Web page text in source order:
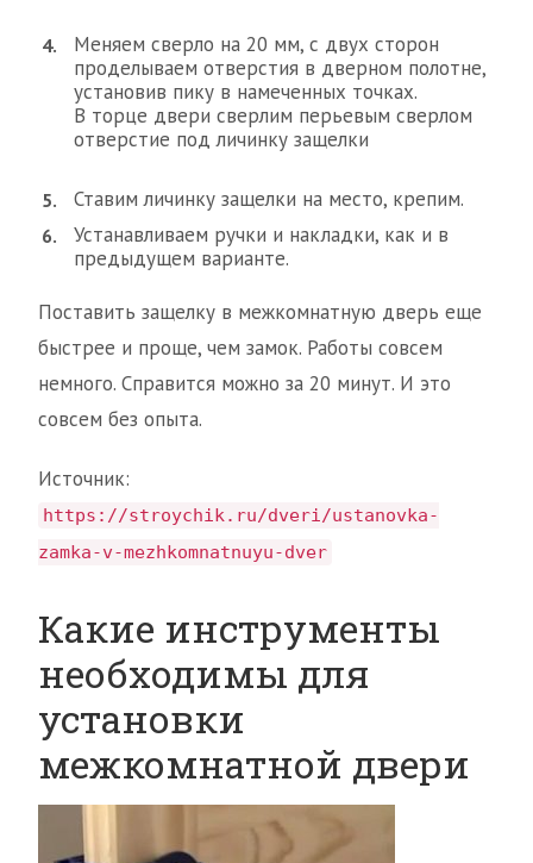
Меняем сверло на 20 мм, с двух сторон
проделываем отверстия в дверном полотне,
установив пику в намеченных точках.
В торце двери сверлим перьевым сверлом
отверстие под личинку защелки
Ставим личинку защелки на место, крепим.
Устанавливаем ручки и накладки, как и в
предыдущем варианте.
Поставить защелку в межкомнатную дверь еще
быстрее и проще, чем замок. Работы совсем
немного. Справится можно за 20 минут. И это
совсем без опыта.
Источник:
https://stroychik.ru/dveri/ustanovka-
zamka-v-mezhkomnatnuyu-dver
Какие инструменты
необходимы для
установки
межкомнатной двери